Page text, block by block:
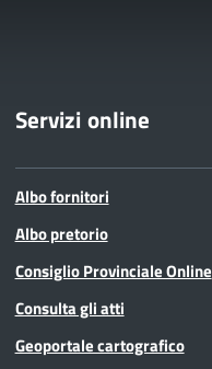
Servizi online
Albo fornitori
Albo pretorio
Consiglio Provinciale Online
Consulta gli atti
Geoportale cartografico